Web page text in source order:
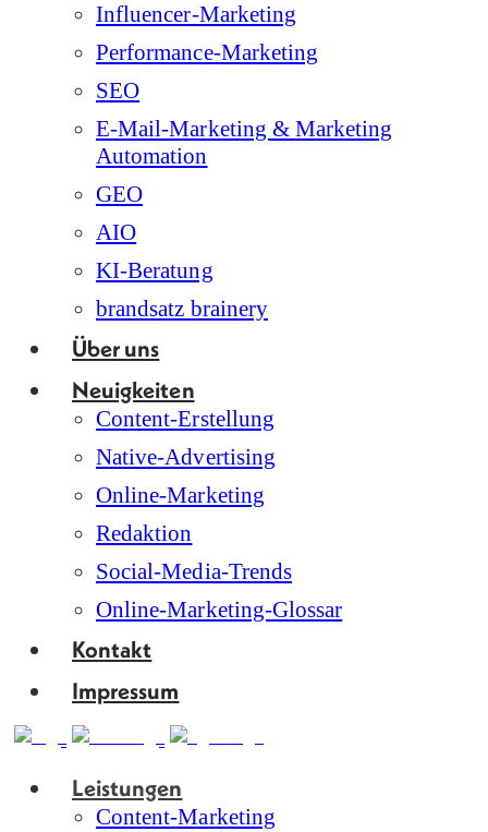
Influencer-Marketing
Performance-Marketing
SEO
E-Mail-Marketing & Marketing
Automation
GEO
AIO
KI-Beratung
brandsatz brainery
Über uns
Neuigkeiten
Content-Erstellung
Native-Advertising
Online-Marketing
Redaktion
Social-Media-Trends
Online-Marketing-Glossar
Kontakt
Impressum
Leistungen
Content-Marketing